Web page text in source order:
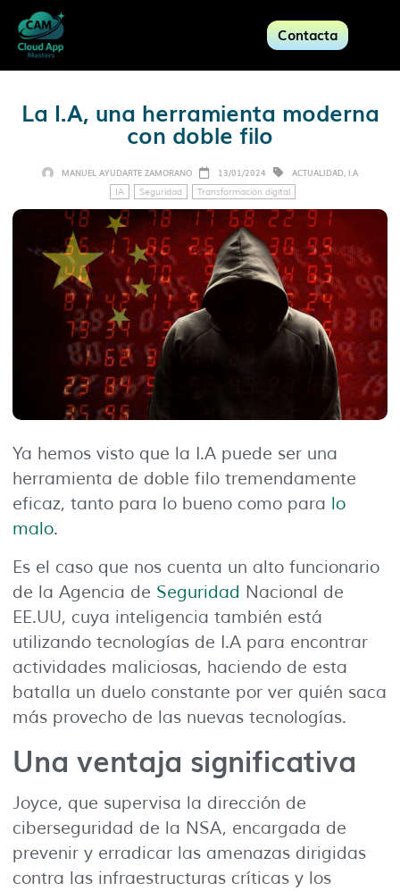
Contacta
La I.A, una herramienta moderna
con doble filo
MANUEL AYUDARTE ZAMORANO 13/01/2024 ACTUALIDAD, I.A
IA Seguridad Transformación digital
Ya hemos visto que la I.A puede ser una
herramienta de doble filo tremendamente
eficaz, tanto para lo bueno como para lo
malo.
Es el caso que nos cuenta un alto funcionario
de la Agencia de Seguridad Nacional de
EE.UU, cuya inteligencia también está
utilizando tecnologías de I.A para encontrar
actividades maliciosas, haciendo de esta
batalla un duelo constante por ver quién saca
más provecho de las nuevas tecnologías.
Una ventaja significativa
Joyce, que supervisa la dirección de
ciberseguridad de la NSA, encargada de
prevenir y erradicar las amenazas dirigidas
contra las infraestructuras críticas y los